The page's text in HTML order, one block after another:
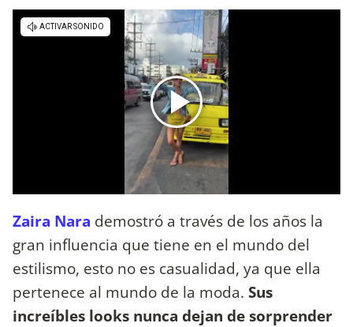
Zaira Nara demostró a través de los años la
gran influencia que tiene en el mundo del
estilismo, esto no es casualidad, ya que ella
pertenece al mundo de la moda. Sus
increíbles looks nunca dejan de sorprender